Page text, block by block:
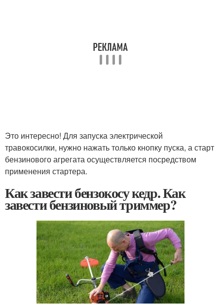
Это интересно! Для запуска электрической
травокосилки, нужно нажать только кнопку пуска, а старт
бензинового агрегата осуществляется посредством
применения стартера.
Как завести бензокосу кедр. Как
завести бензиновый триммер?